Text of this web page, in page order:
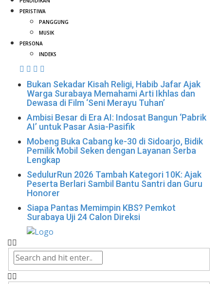
PERISTIWA
PANGGUNG
MUSIK
PERSONA
INDEKS
Bukan Sekadar Kisah Religi, Habib Jafar Ajak
Warga Surabaya Memahami Arti Ikhlas dan
Dewasa di Film ‘Seni Merayu Tuhan’
Ambisi Besar di Era AI: Indosat Bangun ‘Pabrik
AI’ untuk Pasar Asia-Pasifik
Mobeng Buka Cabang ke-30 di Sidoarjo, Bidik
Pemilik Mobil Seken dengan Layanan Serba
Lengkap
SedulurRun 2026 Tambah Kategori 10K: Ajak
Peserta Berlari Sambil Bantu Santri dan Guru
Honorer
Siapa Pantas Memimpin KBS? Pemkot
Surabaya Uji 24 Calon Direksi